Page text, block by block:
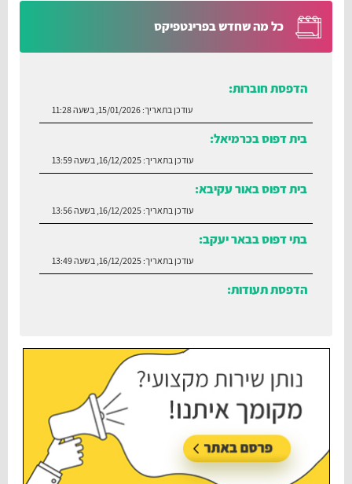
כל מה שחדש בפרינטפיקס
הדפסת חוברות:
עודכן בתאריך: 15/01/2026, בשעה 11:28
בית דפוס בכרמיאל:
עודכן בתאריך: 16/12/2025, בשעה 13:59
בית דפוס באור עקיבא:
עודכן בתאריך: 16/12/2025, בשעה 13:56
בתי דפוס בבאר יעקב:
עודכן בתאריך: 16/12/2025, בשעה 13:49
הדפסת תעודות: